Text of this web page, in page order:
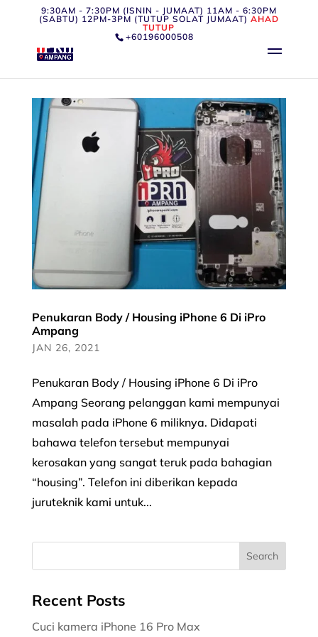
9:30AM - 7:30PM (ISNIN - JUMAAT) 11AM - 6:30PM
(SABTU) 12PM-3PM (TUTUP SOLAT JUMAAT) AHAD
TUTUP
+60196000508
Penukaran Body / Housing iPhone 6 Di iPro
Ampang
JAN 26, 2021
Penukaran Body / Housing iPhone 6 Di iPro
Ampang Seorang pelanggan kami mempunyai
masalah pada iPhone 6 miliknya. Didapati
bahawa telefon tersebut mempunyai
kerosakan yang sangat teruk pada bahagian
“housing”. Telefon ini diberikan kepada
juruteknik kami untuk...
Recent Posts
Cuci kamera iPhone 16 Pro Max